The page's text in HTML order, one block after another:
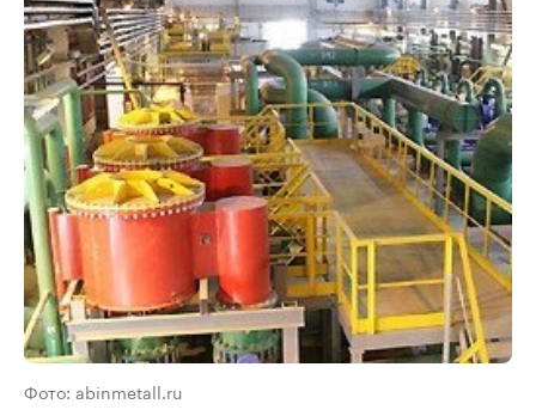
Фото: abinmetall.ru